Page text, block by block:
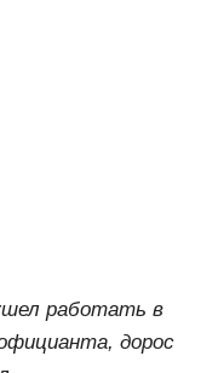
работать в
дорос